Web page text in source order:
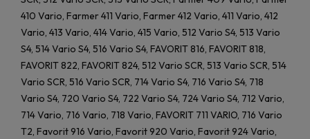
410 Vario, Farmer 411 Vario, Farmer 412 Vario, 411 Vario, 412
Vario, 413 Vario, 414 Vario, 415 Vario, 512 Vario S4, 513 Vario
S4, 514 Vario S4, 516 Vario S4, FAVORIT 816, FAVORIT 818,
FAVORIT 822, FAVORIT 824, 512 Vario SCR, 513 Vario SCR, 514
Vario SCR, 516 Vario SCR, 714 Vario S4, 716 Vario S4, 718
Vario S4, 720 Vario S4, 722 Vario S4, 724 Vario S4, 712 Vario,
714 Vario, 716 Vario, 718 Vario, FAVORIT 711 VARIO, 716 Vario
T2, Favorit 916 Vario, Favorit 920 Vario, Favorit 924 Vario,